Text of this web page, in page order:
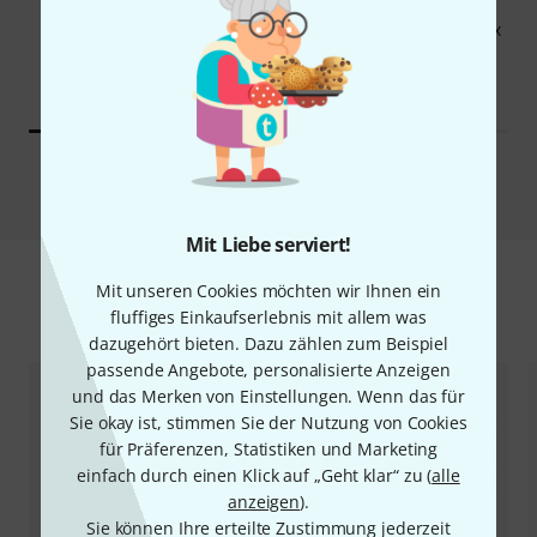
Mit Liebe serviert!
Mit unseren Cookies möchten wir Ihnen ein
fluffiges Einkaufserlebnis mit allem was
dazugehört bieten. Dazu zählen zum Beispiel
passende Angebote, personalisierte Anzeigen
und das Merken von Einstellungen. Wenn das für
Sie okay ist, stimmen Sie der Nutzung von Cookies
für Präferenzen, Statistiken und Marketing
einfach durch einen Klick auf „Geht klar“ zu (alle
anzeigen).
Sie können Ihre erteilte Zustimmung jederzeit
Thon Accessory Case 110 x
Vergleichen
Zubehör & passende Artikel